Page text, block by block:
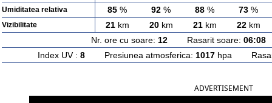
Umiditatea relativa 85 % 92 % 88 % 73 %
Vizibilitate 21km 20km 21km 22km
Nr. ore cu soare: 12Rasarit soare: 06:08
Index UV : 8Presiunea atmosferica: 1017hpa
ADVERTISEMENT